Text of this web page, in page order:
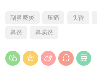
副鼻窦炎 压痛 头昏
鼻炎
鼻窦炎